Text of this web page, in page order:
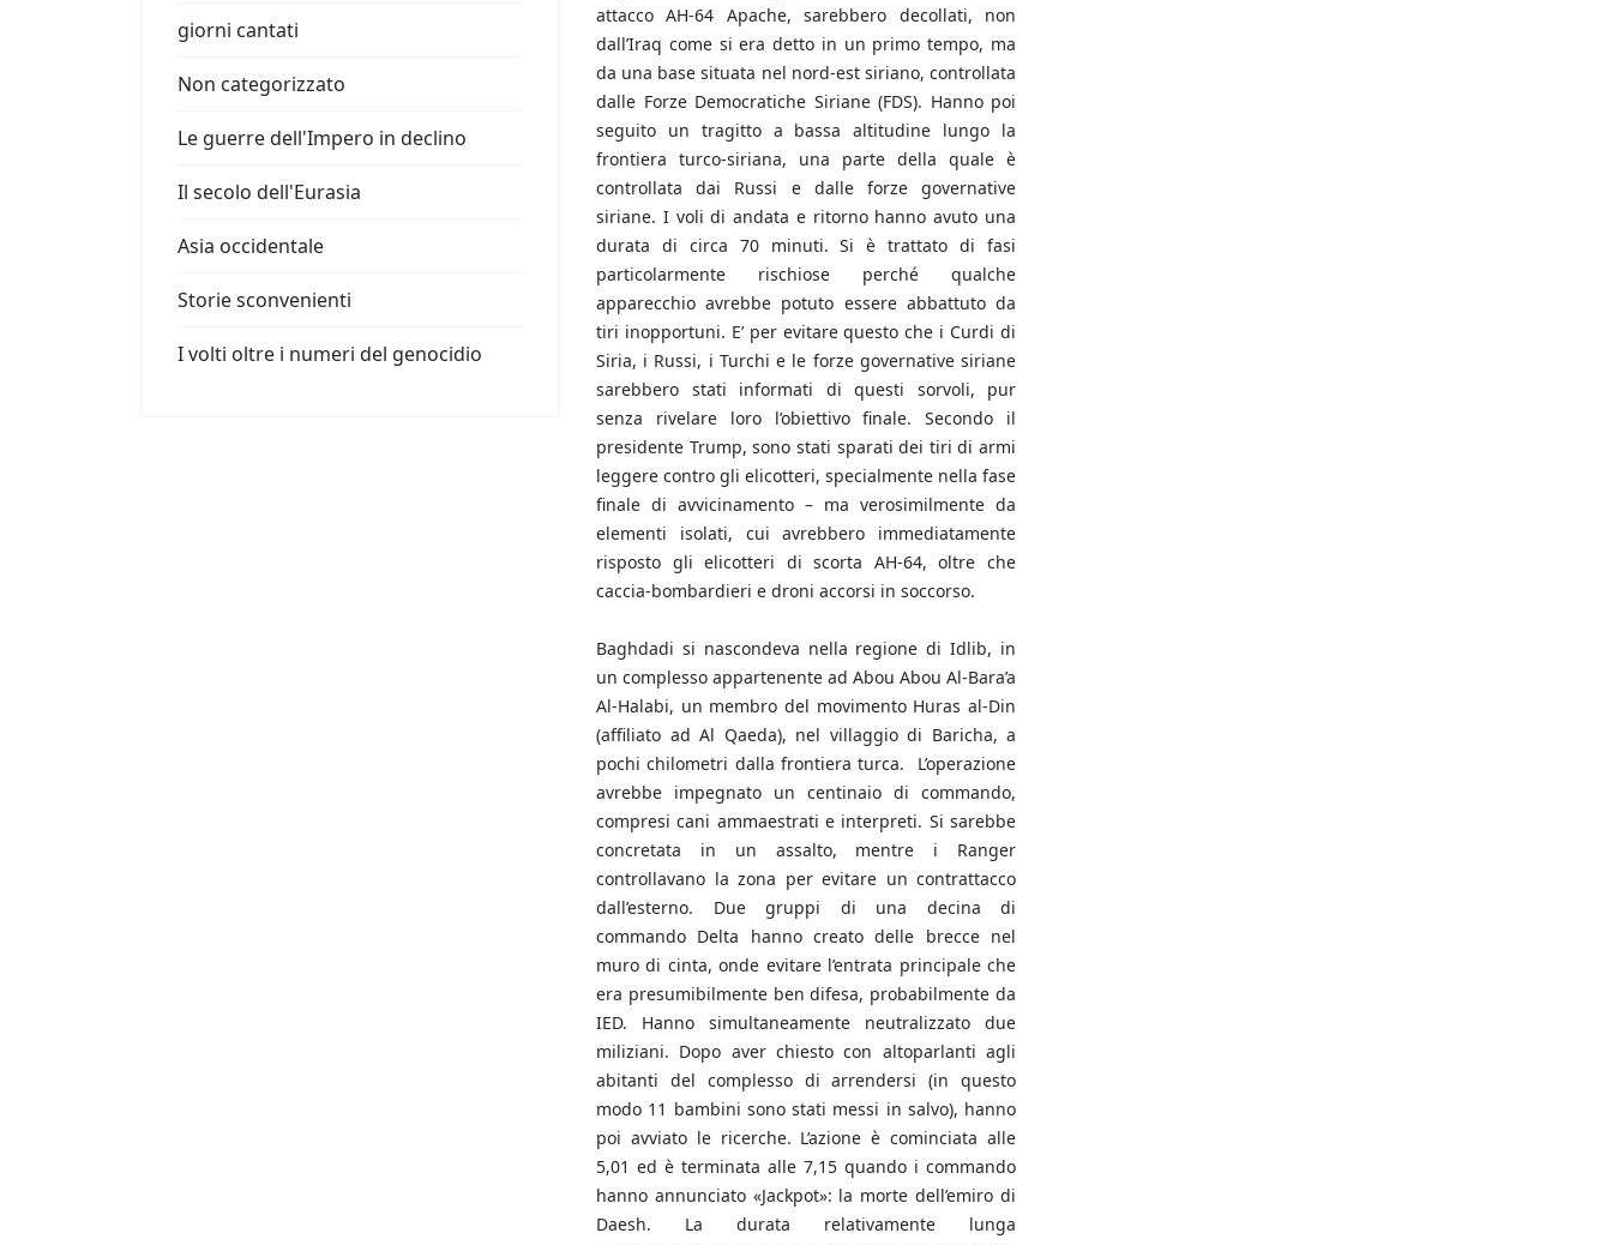
giorni cantati
Non categorizzato
Le guerre dell'Impero in declino
Il secolo dell'Eurasia
Asia occidentale
Storie sconvenienti
I volti oltre i numeri del genocidio
attacco AH-64 Apache, sarebbero decollati, non
dall’Iraq come si era detto in un primo tempo, ma
da una base situata nel nord-est siriano, controllata
dalle Forze Democratiche Siriane (FDS). Hanno poi
seguito un tragitto a bassa altitudine lungo la
frontiera turco-siriana, una parte della quale è
controllata dai Russi e dalle forze governative
siriane. I voli di andata e ritorno hanno avuto una
durata di circa 70 minuti. Si è trattato di fasi
particolarmente rischiose perché qualche
apparecchio avrebbe potuto essere abbattuto da
tiri inopportuni. E’ per evitare questo che i Curdi di
Siria, i Russi, i Turchi e le forze governative siriane
sarebbero stati informati di questi sorvoli, pur
senza rivelare loro l’obiettivo finale. Secondo il
presidente Trump, sono stati sparati dei tiri di armi
leggere contro gli elicotteri, specialmente nella fase
finale di avvicinamento – ma verosimilmente da
elementi isolati, cui avrebbero immediatamente
risposto gli elicotteri di scorta AH-64, oltre che
caccia-bombardieri e droni accorsi in soccorso.
Baghdadi si nascondeva nella regione di Idlib, in
un complesso appartenente ad Abou Abou Al-Bara’a
Al-Halabi, un membro del movimento Huras al-Din
(affiliato ad Al Qaeda), nel villaggio di Baricha, a
pochi chilometri dalla frontiera turca. L’operazione
avrebbe impegnato un centinaio di commando,
compresi cani ammaestrati e interpreti. Si sarebbe
concretata in un assalto, mentre i Ranger
controllavano la zona per evitare un contrattacco
dall’esterno. Due gruppi di una decina di
commando Delta hanno creato delle brecce nel
muro di cinta, onde evitare l’entrata principale che
era presumibilmente ben difesa, probabilmente da
IED. Hanno simultaneamente neutralizzato due
miliziani. Dopo aver chiesto con altoparlanti agli
abitanti del complesso di arrendersi (in questo
modo 11 bambini sono stati messi in salvo), hanno
poi avviato le ricerche. L’azione è cominciata alle
5,01 ed è terminata alle 7,15 quando i commando
hanno annunciato «Jackpot»: la morte dell’emiro di
Daesh. La durata relativamente lunga